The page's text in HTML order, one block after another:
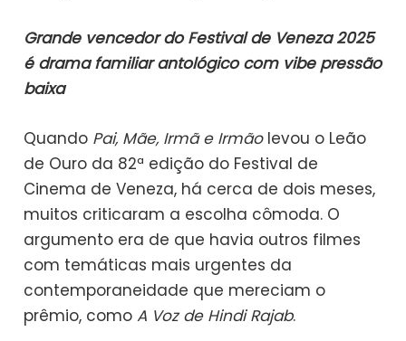
Grande vencedor do Festival de Veneza 2025
é drama familiar antológico com vibe pressão
baixa
Quando Pai, Mãe, Irmã e Irmãolevou o Leão
de Ouro da 82ª edição do Festival de
Cinema de Veneza, há cerca de dois meses,
muitos criticaram a escolha cômoda. O
argumento era de que havia outros filmes
com temáticas mais urgentes da
contemporaneidade que mereciam o
prêmio, comoA Voz de Hindi Rajab.